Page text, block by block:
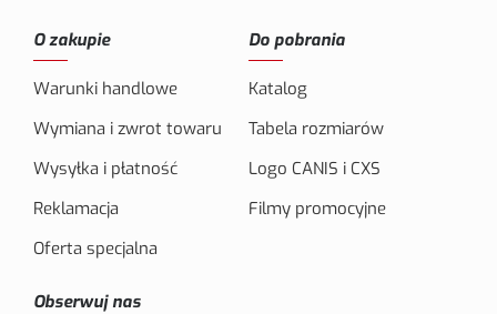
O zakupie
Warunki handlowe
Wymiana i zwrot towaru
Wysyłka i płatność
Reklamacja
Oferta specjalna
Do pobrania
Katalog
Tabela rozmiarów
Logo CANIS i CXS
Filmy promocyjne
Obserwuj nas